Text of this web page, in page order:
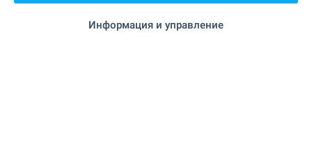
0882 817 449Информация и управление